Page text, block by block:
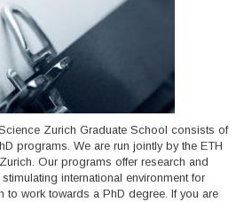
Zurich Graduate School consists of
programs. We are run jointly by the ETH
Our programs offer research and
international environment for
to work towards a PhD degree. If you are